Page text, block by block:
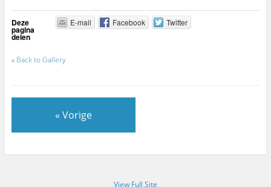
Deze
pagina
delen
E-mail Facebook Twitter
« Back to Gallery
« Vorige
View Full Site